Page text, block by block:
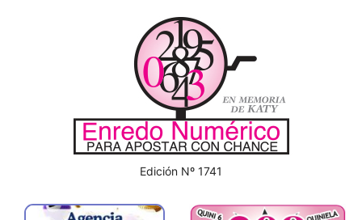
Edición Nº 1741